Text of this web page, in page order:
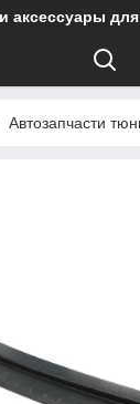
аксессуары
Автозапчасти